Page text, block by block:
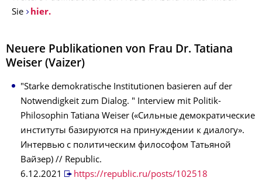
Sie
hier.
Neuere Publikationen von Frau Dr. Tatiana
Weiser (Vaizer)
"Starke demokratische Institutionen basieren auf der
Notwendigkeit zum Dialog. " Interview mit Politik-
Philosophin Tatiana Weiser («Сильные демократические
институты базируются на принуждении к диалогу».
Интервью с политическим философом Татьяной
Вайзер) // Republic.
6.12.2021
https://republic.ru/posts/102518